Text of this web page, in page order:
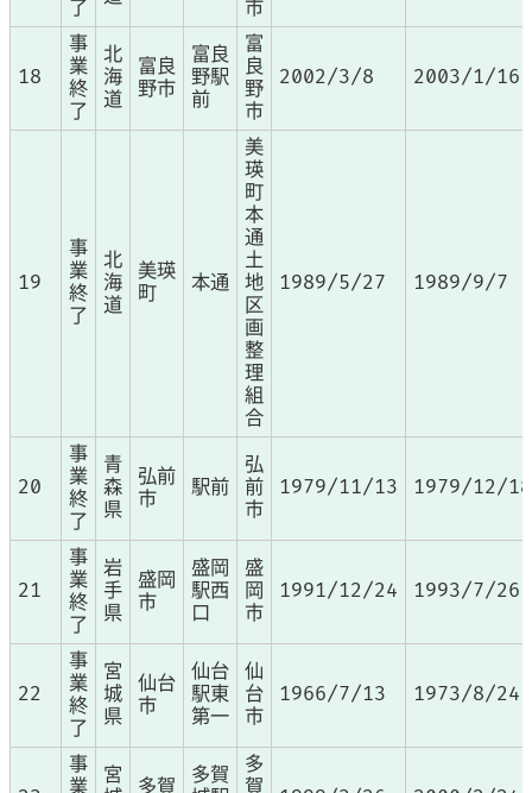
了
市
18
事
業
終
了
北
海
道
富良
野市
富良
野駅
前
富
良
野
市
2002/3/8 2003/1/16
19
事
業
終
了
北
海
道
美瑛
町
本通
美
瑛
町
本
通
土
地
区
画
整
理
組
合
1989/5/27 1989/9/7
20
事
業
終
了
青
森
県
弘前
市
駅前
弘
前
市
1979/11/13 1979/12/18
21
事
業
終
了
岩
手
県
盛岡
市
盛岡
駅西
口
盛
岡
市
1991/12/24 1993/7/26
22
事
業
終
了
宮
城
県
仙台
市
仙台
駅東
第一
仙
台
市
1966/7/13 1973/8/24
事
業
宮
多賀
多賀
多
賀